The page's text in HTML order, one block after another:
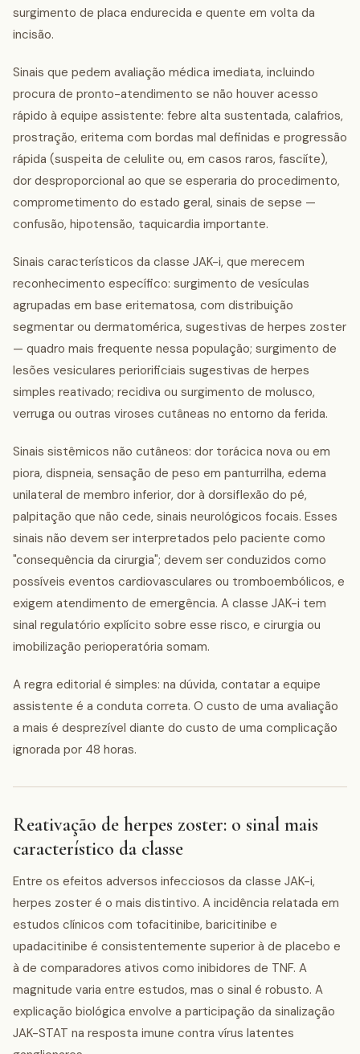
surgimento de placa endurecida e quente em volta da
incisão.
Sinais que pedem avaliação médica imediata, incluindo
procura de pronto-atendimento se não houver acesso
rápido à equipe assistente: febre alta sustentada, calafrios,
prostração, eritema com bordas mal definidas e progressão
rápida (suspeita de celulite ou, em casos raros, fasciíte),
dor desproporcional ao que se esperaria do procedimento,
comprometimento do estado geral, sinais de sepse —
confusão, hipotensão, taquicardia importante.
Sinais característicos da classe JAK-i, que merecem
reconhecimento específico: surgimento de vesículas
agrupadas em base eritematosa, com distribuição
segmentar ou dermatomérica, sugestivas de herpes zoster
— quadro mais frequente nessa população; surgimento de
lesões vesiculares periorificiais sugestivas de herpes
simples reativado; recidiva ou surgimento de molusco,
verruga ou outras viroses cutâneas no entorno da ferida.
Sinais sistêmicos não cutâneos: dor torácica nova ou em
piora, dispneia, sensação de peso em panturrilha, edema
unilateral de membro inferior, dor à dorsiflexão do pé,
palpitação que não cede, sinais neurológicos focais. Esses
sinais não devem ser interpretados pelo paciente como
"consequência da cirurgia"; devem ser conduzidos como
possíveis eventos cardiovasculares ou tromboembólicos, e
exigem atendimento de emergência. A classe JAK-i tem
sinal regulatório explícito sobre esse risco, e cirurgia ou
imobilização perioperatória somam.
A regra editorial é simples: na dúvida, contatar a equipe
assistente é a conduta correta. O custo de uma avaliação
a mais é desprezível diante do custo de uma complicação
ignorada por 48 horas.
Reativação de herpes zoster: o sinal mais
característico da classe
Entre os efeitos adversos infecciosos da classe JAK-i,
herpes zoster é o mais distintivo. A incidência relatada em
estudos clínicos com tofacitinibe, baricitinibe e
upadacitinibe é consistentemente superior à de placebo e
à de comparadores ativos como inibidores de TNF. A
magnitude varia entre estudos, mas o sinal é robusto. A
explicação biológica envolve a participação da sinalização
JAK-STAT na resposta imune contra vírus latentes